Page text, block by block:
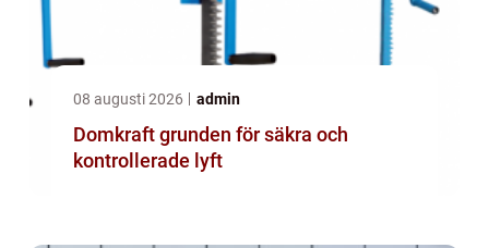
08 augusti 2026 admin
Domkraft grunden för säkra och
kontrollerade lyft